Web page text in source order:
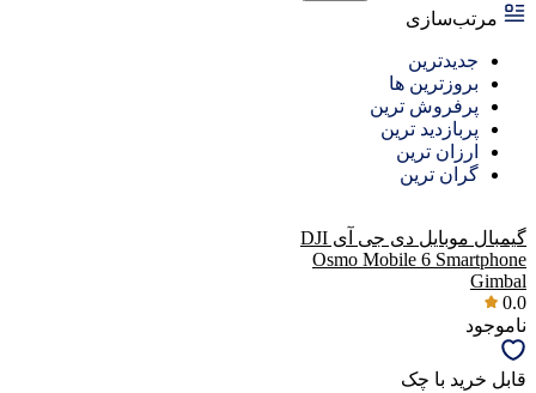
مرتب‌سازی
جدیدترین
بروزترین ها
پرفروش ترین
پربازدید ترین
ارزان ترین
گران ترین
گیمبال موبایل دی جی آی DJI
Osmo Mobile 6 Smartphone
Gimbal
0.0
ناموجود
قابل خرید با چک